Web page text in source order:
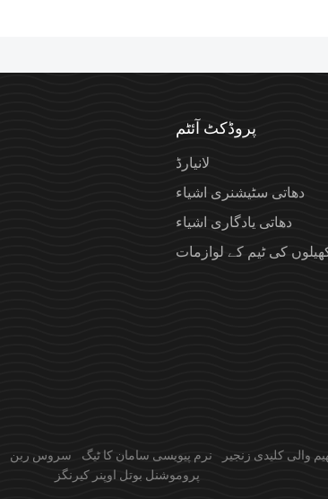
پروڈکٹ آئٹم
لانیارڈ
دھاتی سٹیشنری اشیاء
دھاتی یادگاری اشیاء
کی ٹیم کے لوازمات
والی کلیدی زنجیر نرم پیویسی سامان کا ٹیگ سروس ربن
پروموشنل بوتل اوپنر کیرنگز